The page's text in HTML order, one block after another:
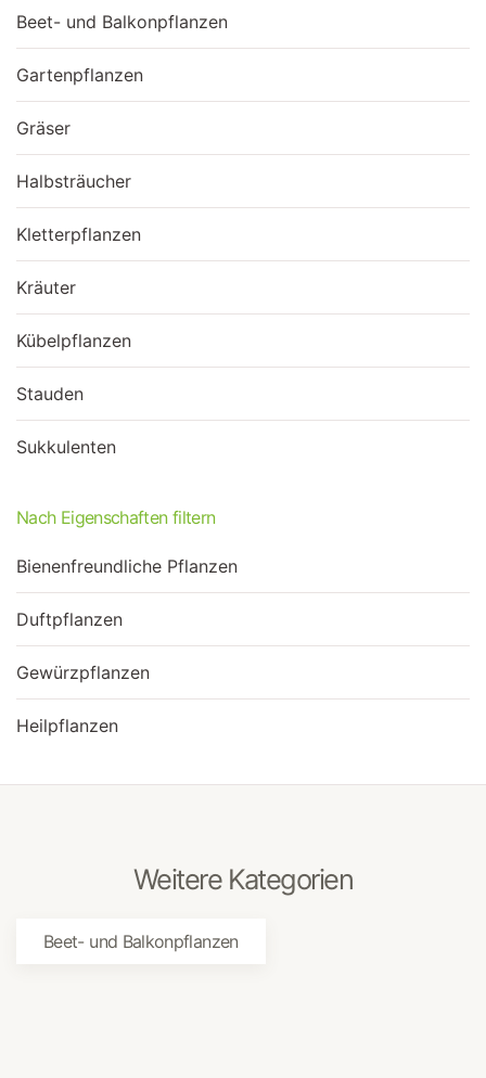
Beet- und Balkonpflanzen
Gartenpflanzen
Gräser
Halbsträucher
Kletterpflanzen
Kräuter
Kübelpflanzen
Stauden
Sukkulenten
Nach Eigenschaften filtern
Bienenfreundliche Pflanzen
Duftpflanzen
Gewürzpflanzen
Heilpflanzen
Weitere Kategorien
Beet- und Balkonpflanzen